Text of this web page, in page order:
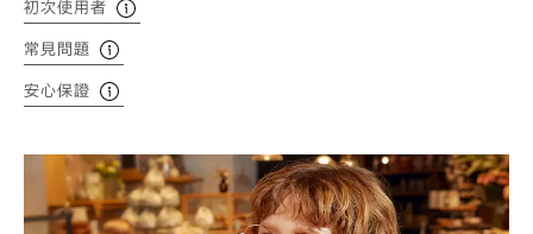
初次使用者
常見問題
安心保證